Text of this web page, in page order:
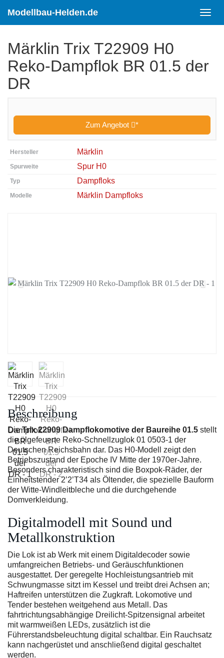
content
Modellbau-Helden.de
Märklin Trix T22909 H0
Reko-Dampflok BR 01.5 der
DR
Zum Angebot *
Hersteller Märklin
Spurweite Spur H0
Typ Dampfloks
Modelle Märklin Dampfloks
Beschreibung
DieTrix 22909 Dampflokomotive der Baureihe 01.5 stellt
die ölgefeuerte Reko-Schnellzuglok 01 0503-1 der
Deutschen Reichsbahn dar. Das H0-Modell zeigt den
Betriebszustand der Epoche IV Mitte der 1970er-Jahre.
Besonders charakteristisch sind die Boxpok-Räder, der
Einheitstender 2’2’T34 als Öltender, die spezielle Bauform
der Witte-Windleitbleche und die durchgehende
Domverkleidung.
Digitalmodell mit Sound und
Metallkonstruktion
Die Lok ist ab Werk mit einem Digitaldecoder sowie
umfangreichen Betriebs- und Geräuschfunktionen
ausgestattet. Der geregelte Hochleistungsantrieb mit
Schwungmasse sitzt im Kessel und treibt drei Achsen an;
Haftreifen unterstützen die Zugkraft. Lokomotive und
Tender bestehen weitgehend aus Metall. Das
fahrtrichtungsabhängige Dreilicht-Spitzensignal arbeitet
mit warmweißen LEDs, zusätzlich ist die
Führerstandsbeleuchtung digital schaltbar. Ein Rauchsatz
kann nachgerüstet und anschließend digital geschaltet
werden.